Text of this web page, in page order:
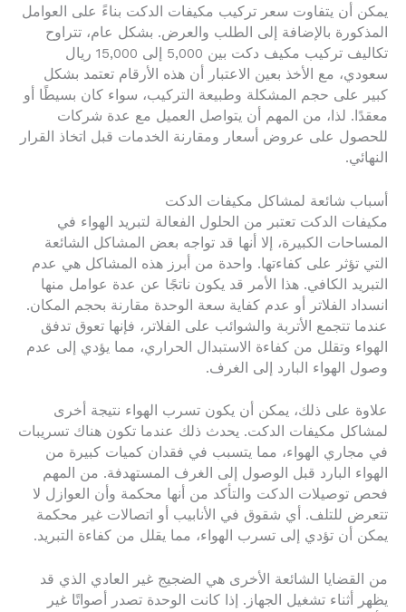
يمكن أن يتفاوت سعر تركيب مكيفات الدكت بناءً على العوامل
المذكورة بالإضافة إلى الطلب والعرض. بشكل عام، تتراوح
تكاليف تركيب مكيف دكت بين 5,000 إلى 15,000 ريال
سعودي، مع الأخذ بعين الاعتبار أن هذه الأرقام تعتمد بشكل
كبير على حجم المشكلة وطبيعة التركيب، سواء كان بسيطًا أو
معقدًا. لذا، من المهم أن يتواصل العميل مع عدة شركات
للحصول على عروض أسعار ومقارنة الخدمات قبل اتخاذ القرار
النهائي.
أسباب شائعة لمشاكل مكيفات الدكت
مكيفات الدكت تعتبر من الحلول الفعالة لتبريد الهواء في
المساحات الكبيرة، إلا أنها قد تواجه بعض المشاكل الشائعة
التي تؤثر على كفاءتها. واحدة من أبرز هذه المشاكل هي عدم
التبريد الكافي. هذا الأمر قد يكون ناتجًا عن عدة عوامل منها
انسداد الفلاتر أو عدم كفاية سعة الوحدة مقارنة بحجم المكان.
عندما تتجمع الأتربة والشوائب على الفلاتر، فإنها تعوق تدفق
الهواء وتقلل من كفاءة الاستبدال الحراري، مما يؤدي إلى عدم
وصول الهواء البارد إلى الغرف.
علاوة على ذلك، يمكن أن يكون تسرب الهواء نتيجة أخرى
لمشاكل مكيفات الدكت. يحدث ذلك عندما تكون هناك تسريبات
في مجاري الهواء، مما يتسبب في فقدان كميات كبيرة من
الهواء البارد قبل الوصول إلى الغرف المستهدفة. من المهم
فحص توصيلات الدكت والتأكد من أنها محكمة وأن العوازل لا
تتعرض للتلف. أي شقوق في الأنابيب أو اتصالات غير محكمة
يمكن أن تؤدي إلى تسرب الهواء، مما يقلل من كفاءة التبريد.
من القضايا الشائعة الأخرى هي الضجيج غير العادي الذي قد
يظهر أثناء تشغيل الجهاز. إذا كانت الوحدة تصدر أصواتًا غير